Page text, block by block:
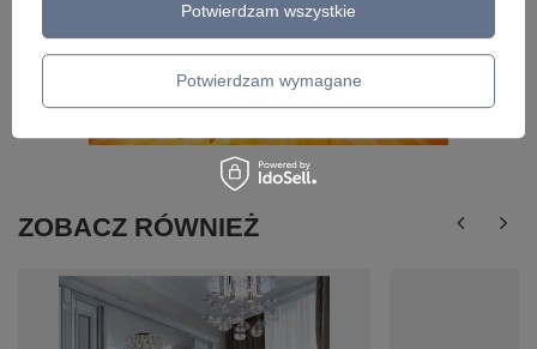
ZOBACZ RÓWNIEŻ
Potwierdzam wymagane
Potwierdzam wszystkie